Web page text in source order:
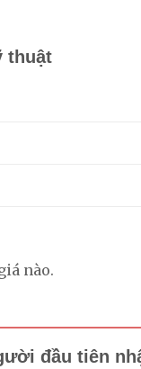
thuật
nào.
đầu tiên